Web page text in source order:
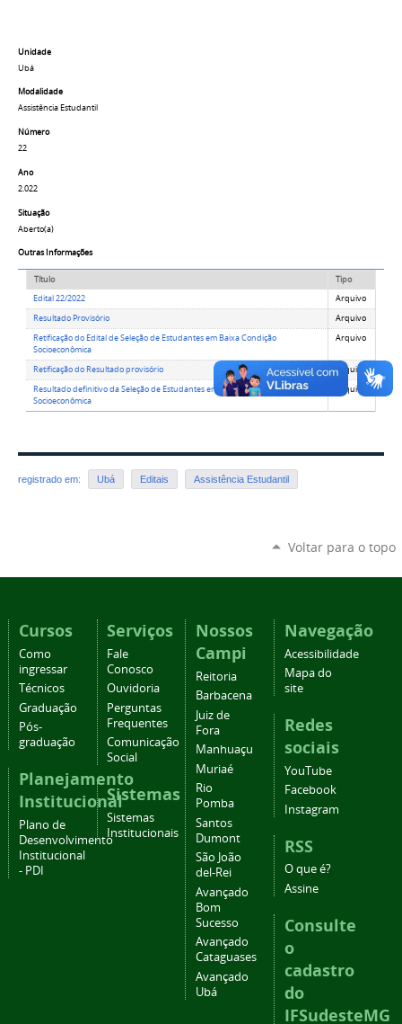
Unidade
Ubá
Modalidade
Assistência Estudantil
Número
22
Ano
2.022
Situação
Aberto(a)
Outras Informações
Título
Tipo
Edital 22/2022
Arquivo
Resultado Provisório
Arquivo
Retificação do Edital de Seleção de Estudantes em Baixa Condição
Socioeconômica
Arquivo
Retificação do Resultado provisório
Arquivo
Resultado definitivo da Seleção de Estudantes em Baixa Condição
Socioeconômica
Arquivo
registrado em: Ubá Editais Assistência Estudantil
Voltar para o topo
Cursos
Como
ingressar
Técnicos
Graduação
Pós-
graduação
Planejamento
Institucional
Plano de
Desenvolvimento
Institucional
- PDI
Serviços
Fale
Conosco
Ouvidoria
Perguntas
Frequentes
Comunicação
Social
Sistemas
Sistemas
Institucionais
Nossos
Campi
Reitoria
Barbacena
Juiz de
Fora
Manhuaçu
Muriaé
Rio
Pomba
Santos
Dumont
São João
del-Rei
Avançado
Bom
Sucesso
Avançado
Cataguases
Avançado
Ubá
Navegação
Acessibilidade
Mapa do
site
Redes
sociais
YouTube
Facebook
Instagram
RSS
O que é?
Assine
Consulte
o
cadastro
do
IFSudesteMG